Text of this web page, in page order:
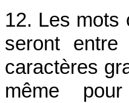
12. Les mots
seront
caractères
même